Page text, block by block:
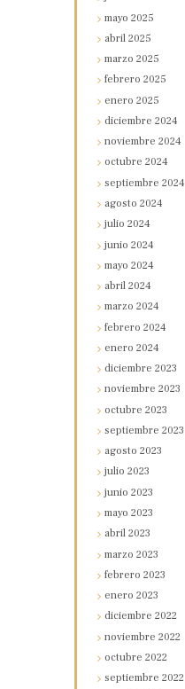
mayo2025
abril2025
marzo2025
febrero2025
enero2025
diciembre2024
noviembre2024
octubre2024
septiembre2024
agosto2024
julio2024
junio2024
mayo2024
abril2024
marzo2024
febrero2024
enero2024
diciembre2023
noviembre2023
octubre2023
septiembre2023
agosto2023
julio2023
junio2023
mayo2023
abril2023
marzo2023
febrero2023
enero2023
diciembre2022
noviembre2022
octubre2022
septiembre2022